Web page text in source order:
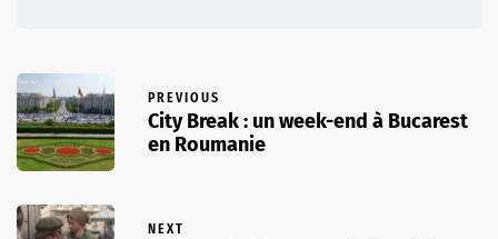
PREVIOUS
City Break : un week-end à Bucarest
en Roumanie
NEXT